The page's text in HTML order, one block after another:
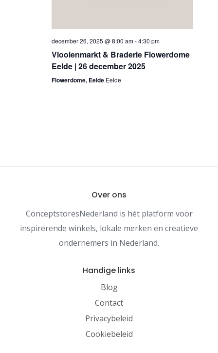
december 26, 2025 @ 8:00 am-4:30 pm
Vlooienmarkt & Braderie Flowerdome
Eelde | 26 december 2025
Flowerdome, Eelde Eelde
Over ons
ConceptstoresNederland is hét platform voor
inspirerende winkels, lokale merken en creatieve
ondernemers in Nederland.
Handige links
Blog
Contact
Privacybeleid
Cookiebeleid